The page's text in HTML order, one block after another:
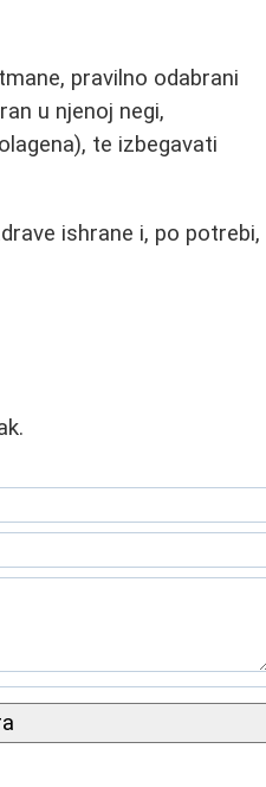
pravilno odabrani
u njenoj negi,
te izbegavati
ishrane i, po potrebi,